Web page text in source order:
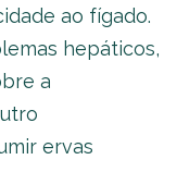
ao fígado.
hepáticos,
a
ervas